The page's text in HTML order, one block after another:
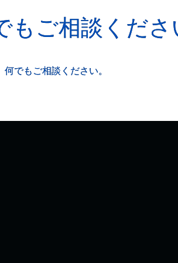
もご相談くださ
でもご相談ください。